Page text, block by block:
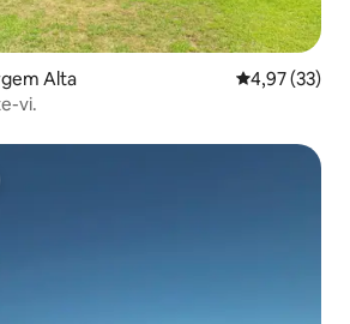
Alta Prosječna
4,97 (33)
vi.
s oznakom „Odabrali gosti”